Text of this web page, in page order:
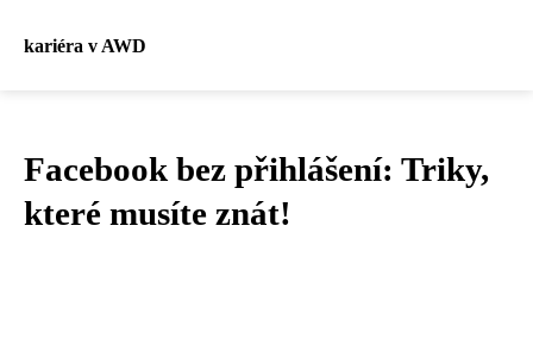
kariéra v AWD
Facebook bez přihlášení: Triky,
které musíte znát!